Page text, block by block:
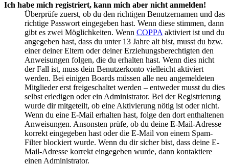
Ich habe mich registriert, kann mich aber nicht anmelden!
Überprüfe zuerst, ob du den richtigen Benutzernamen und das
richtige Passwort eingegeben hast. Wenn diese stimmen, dann
gibt es zwei Möglichkeiten. Wenn COPPA aktiviert ist und du
angegeben hast, dass du unter 13 Jahre alt bist, musst du bzw.
einer deiner Eltern oder deiner Erziehungsberechtigten den
Anweisungen folgen, die du erhalten hast. Wenn dies nicht
der Fall ist, muss dein Benutzerkonto vielleicht aktiviert
werden. Bei einigen Boards müssen alle neu angemeldeten
Mitglieder erst freigeschaltet werden – entweder musst du dies
selbst erledigen oder ein Administrator. Bei der Registrierung
wurde dir mitgeteilt, ob eine Aktivierung nötig ist oder nicht.
Wenn du eine E-Mail erhalten hast, folge den dort enthaltenen
Anweisungen. Ansonsten prüfe, ob du deine E-Mail-Adresse
korrekt eingegeben hast oder die E-Mail von einem Spam-
Filter blockiert wurde. Wenn du dir sicher bist, dass deine E-
Mail-Adresse korrekt eingegeben wurde, dann kontaktiere
einen Administrator.